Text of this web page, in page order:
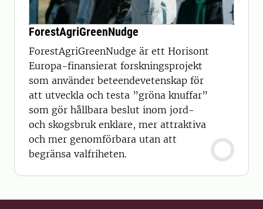
ForestAgriGreenNudge
ForestAgriGreenNudge är ett Horisont
Europa-finansierat forskningsprojekt
som använder beteendevetenskap för
att utveckla och testa ”gröna knuffar”
som gör hållbara beslut inom jord-
och skogsbruk enklare, mer attraktiva
och mer genomförbara utan att
begränsa valfriheten.